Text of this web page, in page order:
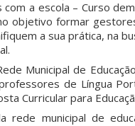
a escola – Curso
objetivo formar
a sua prática, na
Municipal de
de Língua
Curricular para
rede municipal de